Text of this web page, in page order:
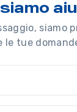
siamo
le tue